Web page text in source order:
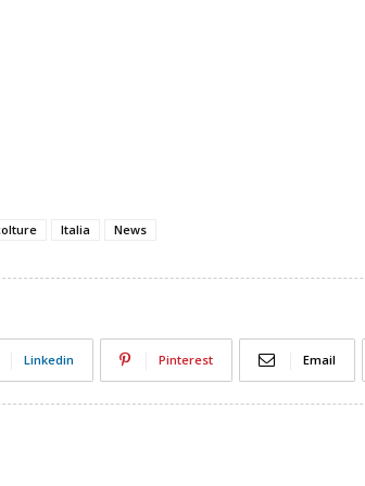
Italia News
Linkedin Pinterest Email